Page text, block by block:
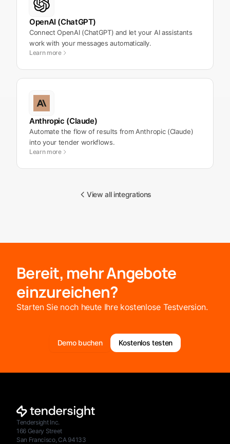
OpenAI (ChatGPT)
Connect OpenAI (ChatGPT) and let your AI assistants
work with your messages automatically.
Learn more
Anthropic (Claude)
Automate the flow of results from Anthropic (Claude)
into your tender workflows.
Learn more
View all integrations
Bereit, mehr Angebote
einzureichen?
Starten Sie noch heute Ihre kostenlose Testversion.
Demo buchen Kostenlos testen
Tendersight Inc.
166 Geary Street
San Francisco, CA 94133